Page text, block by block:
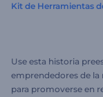
Kit de Herramientas
Use esta historia
emprendedores de la
para promoverse en